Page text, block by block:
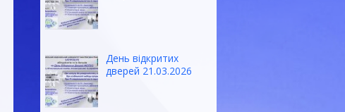
День відкритих
дверей 21.03.2026